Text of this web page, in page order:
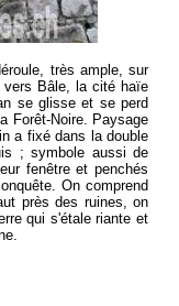
très ample, sur
Bâle, la cité haïe
se glisse et se perd
Forêt-Noire. Paysage
a fixé dans la double
; symbole aussi de
fenêtre et penchés
On comprend
près des ruines, on
qui s'étale riante et